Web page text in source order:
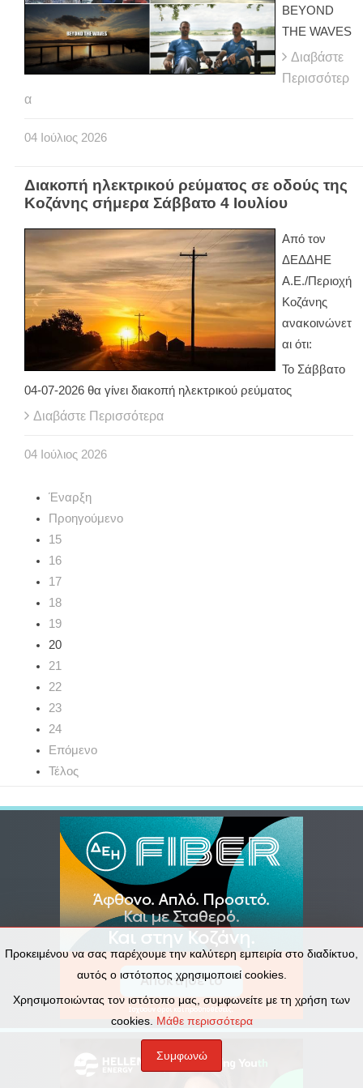
BEYOND
THE WAVES
Διαβάστε
Περισσότερ
α
04 Ιούλιος 2026
Διακοπή ηλεκτρικού ρεύματος σε οδούς της
Κοζάνης σήμερα Σάββατο 4 Ιουλίου
Από τον
ΔΕΔΔΗΕ
Α.Ε./Περιοχή
Κοζάνης
ανακοινώνετ
αι ότι:
Το Σάββατο
04-07-2026 θα γίνει διακοπή ηλεκτρικού ρεύματος
Διαβάστε Περισσότερα
04 Ιούλιος 2026
Έναρξη
Προηγούμενο
15
16
17
18
19
20
21
22
23
24
Επόμενο
Τέλος
Προκειμένου να σας παρέχουμε την καλύτερη εμπειρία στο διαδίκτυο,
αυτός ο ιστότοπος χρησιμοποιεί cookies.
Χρησιμοποιώντας τον ιστότοπο μας, συμφωνείτε με τη χρήση των
cookies. Μάθε περισσότερα
Συμφωνώ